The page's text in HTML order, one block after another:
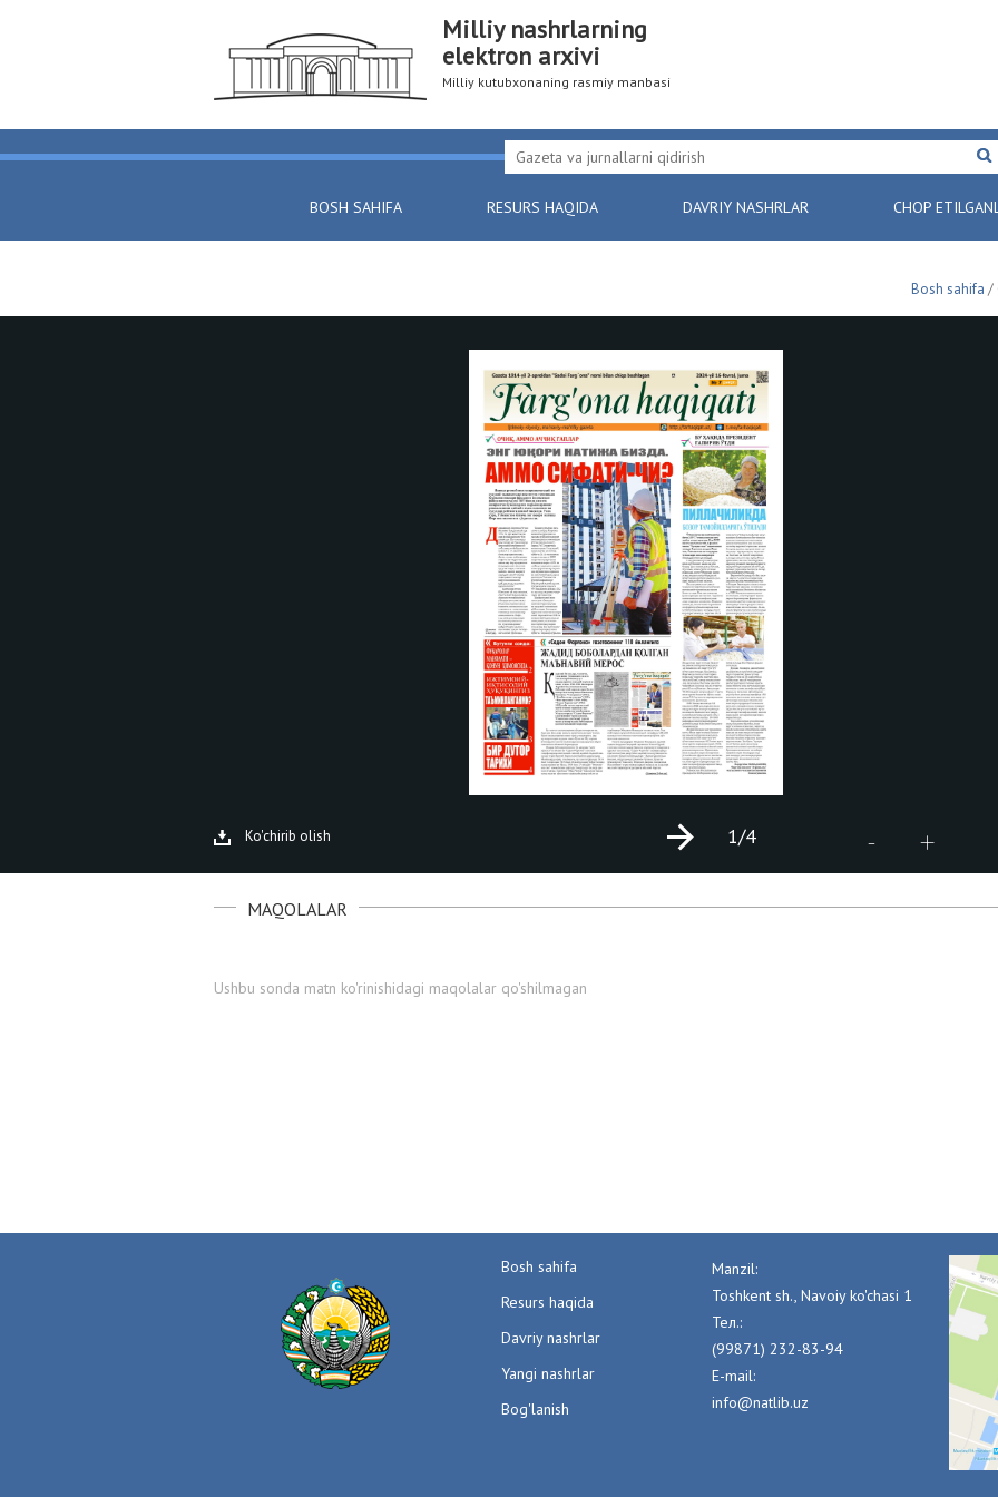
Milliy nashrlarning
elektron arxivi
Milliy kutubxonaning rasmiy manbasi
BOSH SAHIFA RESURS HAQIDA DAVRIY NASHRLAR CHOP
Bosh sahifa /
Ko'chirib olish - +
1/4
MAQOLALAR
Ushbu sonda matn ko'rinishidagi maqolalar qo'shilmagan
Bosh sahifa
Resurs haqida
Davriy nashrlar
Yangi nashrlar
Bog'lanish
Manzil:
Toshkent sh., Navoiy ko'chasi 1
Тел.:
(99871) 232-83-94
E-mail:
info@natlib.uz